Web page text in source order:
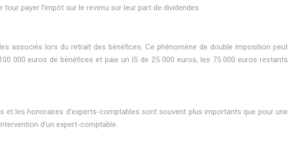
payer l’impôt sur le revenu sur leur part de dividendes.
associés lors du retrait des bénéfices. Ce phénomène de double imposition peut
000 euros de bénéfices et paie un IS de 25 000 euros, les 75 000 euros restants
les honoraires d’experts-comptables sont souvent plus importants que pour une
d’un expert-comptable.